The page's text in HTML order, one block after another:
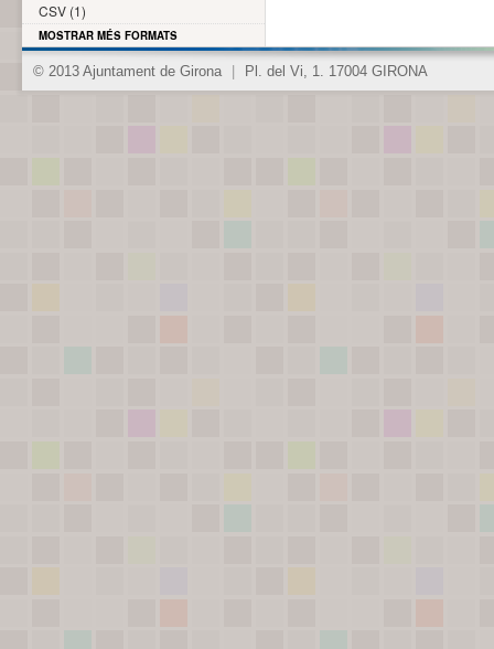
CSV (1)
MOSTRAR MÉS FORMATS
© 2013 Ajuntament de Girona Pl. del Vi, 1. 17004 GIRONA